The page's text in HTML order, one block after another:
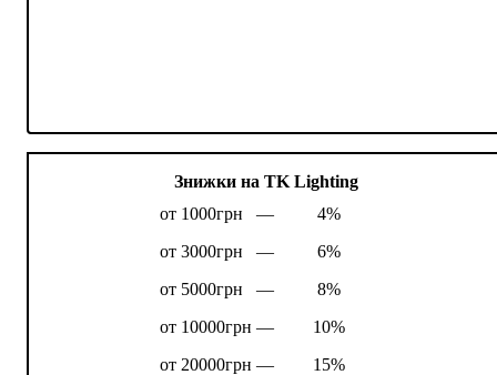
Знижки на TK Lighting
от 1000грн —
4%
от 3000грн —
6%
от 5000грн —
8%
от 10000грн —
10%
от 20000грн —
15%